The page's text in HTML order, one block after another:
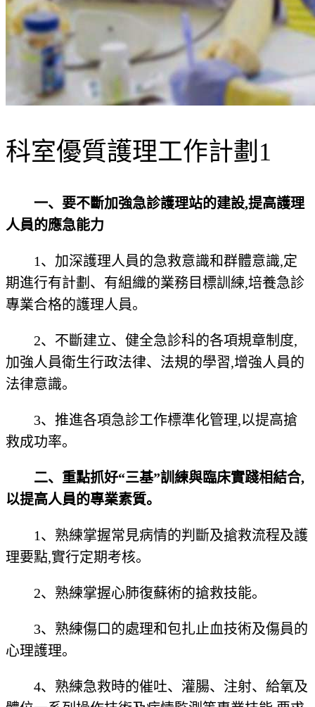
科室優質護理工作計劃1
一、要不斷加強急診護理站的建設,提高護理
人員的應急能力
1、加深護理人員的急救意識和群體意識,定
期進行有計劃、有組織的業務目標訓練,培養急診
專業合格的護理人員。
2、不斷建立、健全急診科的各項規章制度,
加強人員衛生行政法律、法規的學習,增強人員的
法律意識。
3、推進各項急診工作標準化管理,以提高搶
救成功率。
二、重點抓好“三基”訓練與臨床實踐相結合,
以提高人員的專業素質。
1、熟練掌握常見病情的判斷及搶救流程及護
理要點,實行定期考核。
2、熟練掌握心肺復蘇術的搶救技能。
3、熟練傷口的處理和包扎止血技術及傷員的
心理護理。
4、熟練急救時的催吐、灌腸、注射、給氧及